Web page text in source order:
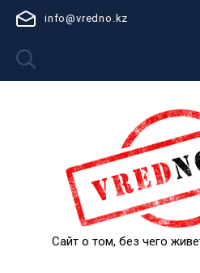
info@vredno.kz
Сайт о том, без чего